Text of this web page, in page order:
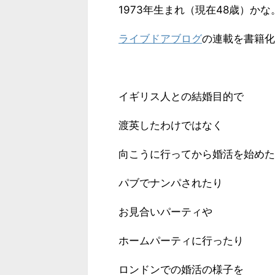
1973年生まれ（現在48歳）かな。
ライブドアブログの連載を書籍化
イギリス人との結婚目的で
渡英したわけではなく
向こうに行ってから婚活を始めた
パブでナンパされたり
お見合いパーティや
ホームパーティに行ったり
ロンドンでの婚活の様子を